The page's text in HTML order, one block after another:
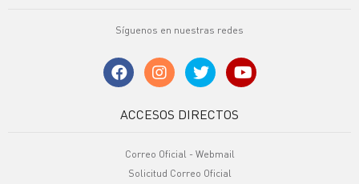
Síguenos en nuestras redes
ACCESOS DIRECTOS
Correo Oficial - Webmail
Solicitud Correo Oficial